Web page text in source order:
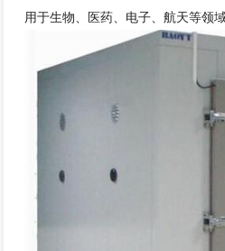
用于生物、医药、电子、航天等领域